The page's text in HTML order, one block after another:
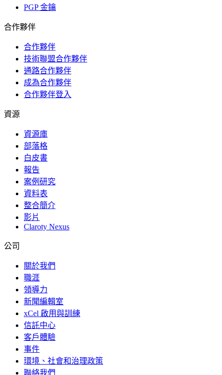
PGP 金鑰
合作夥伴
合作夥伴
技術聯盟合作夥伴
通路合作夥伴
成為合作夥伴
合作夥伴登入
資源
資源庫
部落格
白皮書
報告
案例研究
資料表
整合簡介
影片
Claroty Nexus
公司
關於我們
職涯
領導力
新聞編輯室
xCel 啟用與訓練
信託中心
客戶體驗
事件
環境、社會和治理政策
聯絡我們